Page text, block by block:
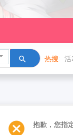
热搜: 活
抱歉，您指